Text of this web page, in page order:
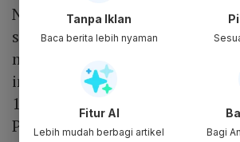
Nadiem sudah mengeluarkan
sehingga kegiatan Pramuka
menjadi ekstrakurikuler wajib
ini tertuang dalam Peraturan
12 Tahun 2024 tentang
Pendidikan Anak Usia Dini,
Tanpa Iklan
Baca berita lebih nyaman
Fitur AI
Lebih mudah berbagi artikel Bagi